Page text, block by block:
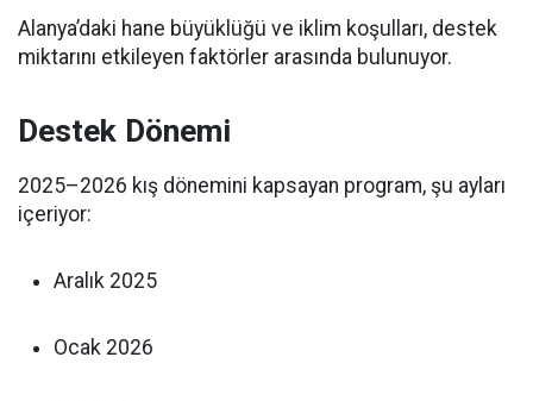
Alanya’daki hane büyüklüğü ve iklim koşulları, destek
miktarını etkileyen faktörler arasında bulunuyor.
Destek Dönemi
2025–2026 kış dönemini kapsayan program, şu ayları
içeriyor:
Aralık 2025
Ocak 2026